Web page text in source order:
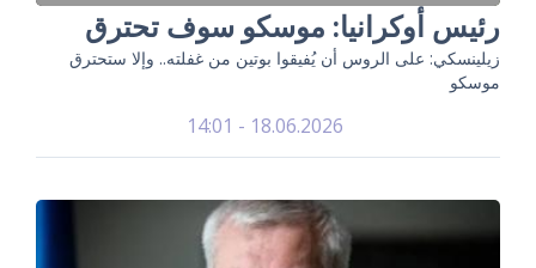
رئيس أوكرانيا: موسكو سوف تحترق
زيلينسكي: على الروس أن يُفيقوا بوتين من غفلته.. وإلا ستحترق
موسكو
18.06.2026 - 14:01